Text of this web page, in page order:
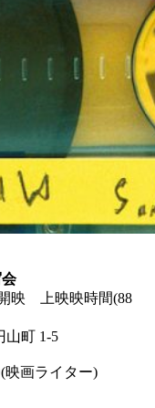
開映 上映映時間(88
山町 1-5
映画ライター)